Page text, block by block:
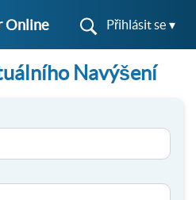
Online Přihlásit se ▾
Navýšení